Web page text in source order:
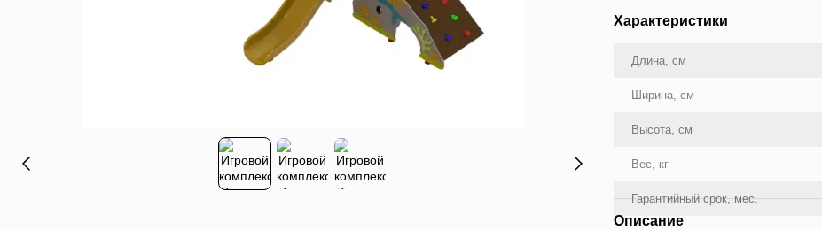
Характеристики
Длина, см
Ширина, см
Высота, см
Вес, кг
Гарантийный срок, мес.
Описание